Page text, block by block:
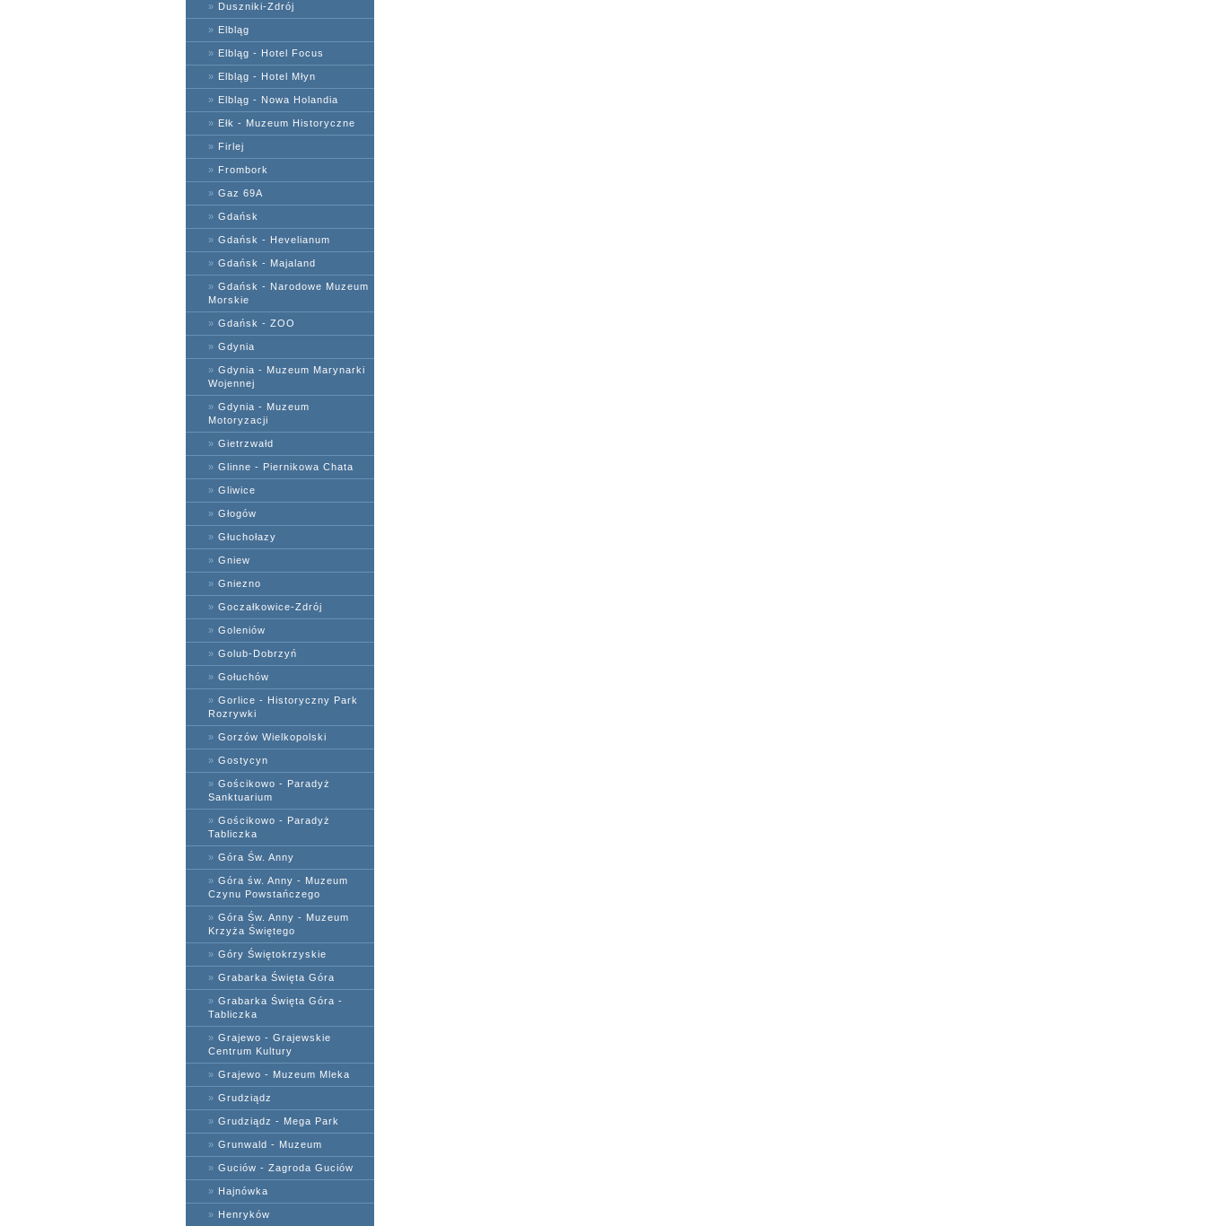
» Duszniki-Zdrój
» Elbląg
» Elbląg - Hotel Focus
» Elbląg - Hotel Młyn
» Elbląg - Nowa Holandia
» Ełk - Muzeum Historyczne
» Firlej
» Frombork
» Gaz 69A
» Gdańsk
» Gdańsk - Hevelianum
» Gdańsk - Majaland
» Gdańsk - Narodowe Muzeum
Morskie
» Gdańsk - ZOO
» Gdynia
» Gdynia - Muzeum Marynarki
Wojennej
» Gdynia - Muzeum
Motoryzacji
» Gietrzwałd
» Glinne - Piernikowa Chata
» Gliwice
» Głogów
» Głuchołazy
» Gniew
» Gniezno
» Goczałkowice-Zdrój
» Goleniów
» Golub-Dobrzyń
» Gołuchów
» Gorlice - Historyczny Park
Rozrywki
» Gorzów Wielkopolski
» Gostycyn
» Gościkowo - Paradyż
Sanktuarium
» Gościkowo - Paradyż
Tabliczka
» Góra Św. Anny
» Góra św. Anny - Muzeum
Czynu Powstańczego
» Góra Św. Anny - Muzeum
Krzyża Świętego
» Góry Świętokrzyskie
» Grabarka Święta Góra
» Grabarka Święta Góra -
Tabliczka
» Grajewo - Grajewskie
Centrum Kultury
» Grajewo - Muzeum Mleka
» Grudziądz
» Grudziądz - Mega Park
» Grunwald - Muzeum
» Guciów - Zagroda Guciów
» Hajnówka
» Henryków